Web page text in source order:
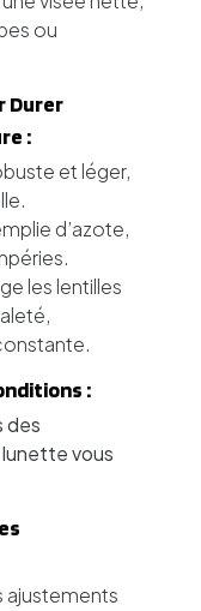
ou
Durer
:
et léger,
d’azote,
les lentilles
:
des
vous
ajustements